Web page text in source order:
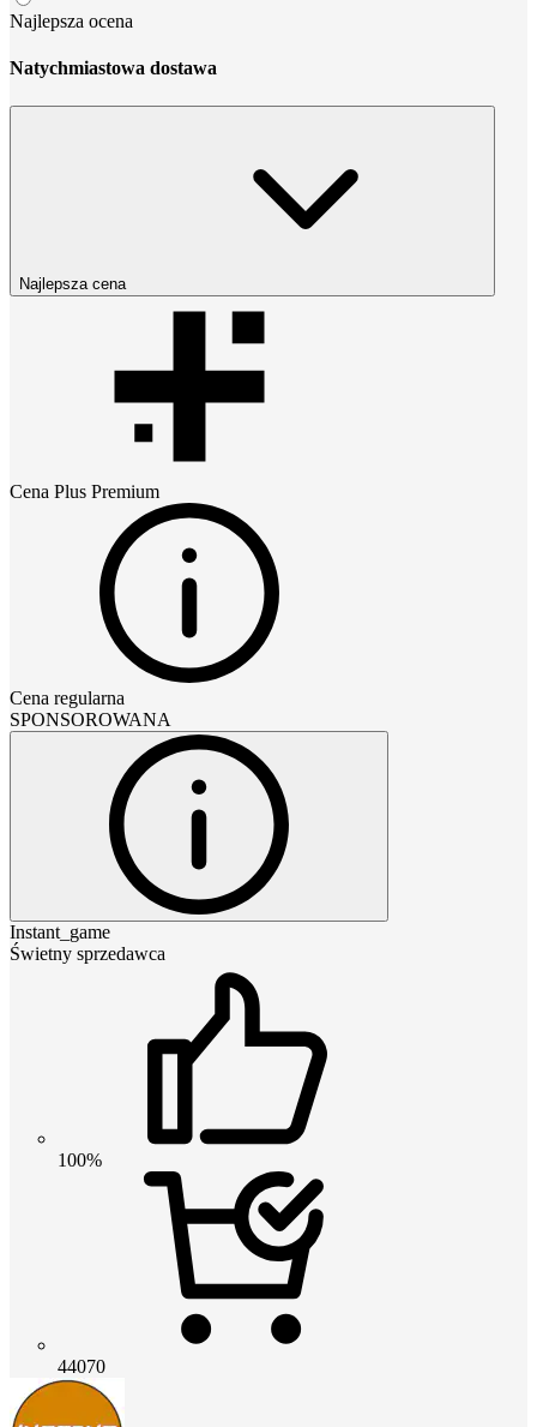
Najlepsza ocena
Natychmiastowa dostawa
Najlepsza cena
Cena Plus Premium
Cena regularna
SPONSOROWANA
Instant_game
Świetny sprzedawca
100%
44070